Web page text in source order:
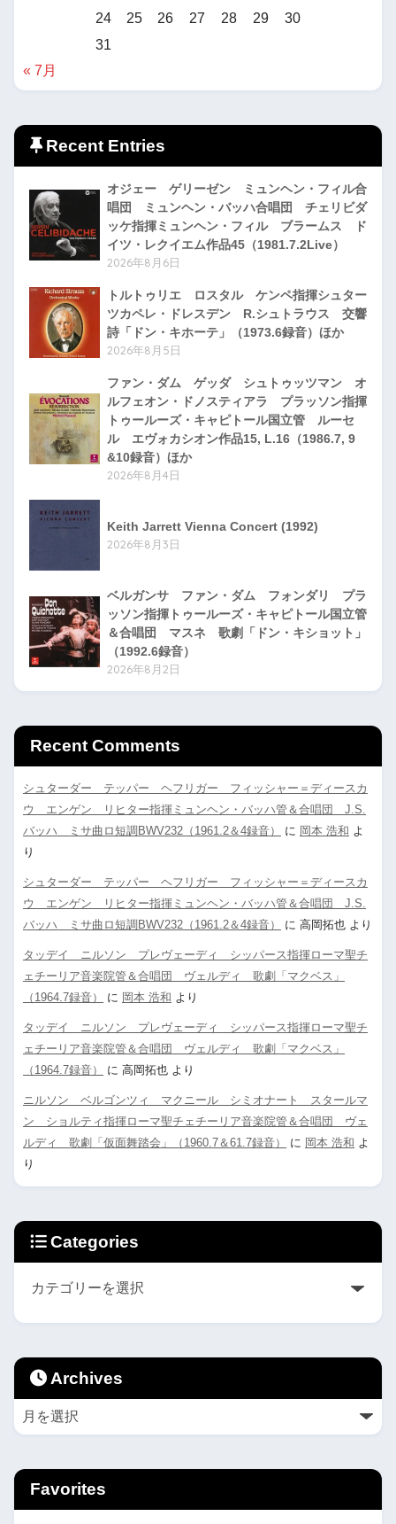
24
25 26 27 28 29
30
31
« 7月
Recent Entries
オジェー ゲリーゼン ミュンヘン・フィル合
唱団 ミュンヘン・バッハ合唱団 チェリビダ
ッケ指揮ミュンヘン・フィル ブラームス ド
イツ・レクイエム作品45（1981.7.2Live）
2026年8月6日
トルトゥリエ ロスタル ケンペ指揮シュター
ツカペレ・ドレスデン R.シュトラウス 交響
詩「ドン・キホーテ」（1973.6録音）ほか
2026年8月5日
ファン・ダム ゲッダ シュトゥッツマン オ
ルフェオン・ドノスティアラ プラッソン指揮
トゥールーズ・キャピトール国立管 ルーセ
ル エヴォカシオン作品15, L.16（1986.7, 9
&10録音）ほか
2026年8月4日
Keith Jarrett Vienna Concert (1992)
2026年8月3日
ベルガンサ ファン・ダム フォンダリ プラ
ッソン指揮トゥールーズ・キャピトール国立管
＆合唱団 マスネ 歌劇「ドン・キショット」
（1992.6録音）
2026年8月2日
Recent Comments
シュターダー テッパー ヘフリガー フィッシャー＝ディースカ
ウ エンゲン リヒター指揮ミュンヘン・バッハ管＆合唱団 J.S.
バッハ ミサ曲ロ短調BWV232（1961.2＆4録音）
に 岡本 浩和 よ
り
シュターダー テッパー ヘフリガー フィッシャー＝ディースカ
ウ エンゲン リヒター指揮ミュンヘン・バッハ管＆合唱団 J.S.
バッハ ミサ曲ロ短調BWV232（1961.2＆4録音）
に 高岡拓也 より
タッデイ ニルソン プレヴェーディ シッパース指揮ローマ聖チ
ェチーリア音楽院管＆合唱団 ヴェルディ 歌劇「マクベス」
（1964.7録音）
に 岡本 浩和 より
タッデイ ニルソン プレヴェーディ シッパース指揮ローマ聖チ
ェチーリア音楽院管＆合唱団 ヴェルディ 歌劇「マクベス」
（1964.7録音）
に 高岡拓也 より
ニルソン ベルゴンツィ マクニール シミオナート スタールマ
ン ショルティ指揮ローマ聖チェチーリア音楽院管＆合唱団 ヴェ
ルディ 歌劇「仮面舞踏会」（1960.7＆61.7録音）
に 岡本 浩和 よ
り
Categories
Archives
Favorites